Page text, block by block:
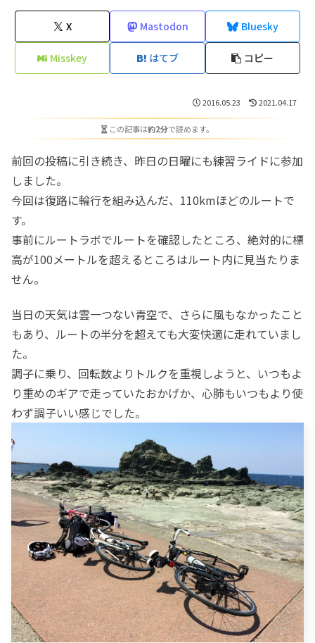
X Mastodon Bluesky
Misskey はてブ コピー
2016.05.23 2021.04.17
この記事は約2分で読めます。
前回の投稿に引き続き、昨日の日曜にも練習ライドに参加
しました。
今回は復路に輪行を組み込んだ、110kmほどのルートで
す。
事前にルートラボでルートを確認したところ、絶対的に標
高が100メートルを超えるところはルート内に見当たりま
せん。
当日の天気は雲一つない青空で、さらに風もなかったこと
もあり、ルートの半分を超えても大変快適に走れていまし
た。
調子に乗り、回転数よりトルクを重視しようと、いつもよ
り重めのギアで走っていたおかげか、心肺もいつもより使
わず調子いい感じでした。